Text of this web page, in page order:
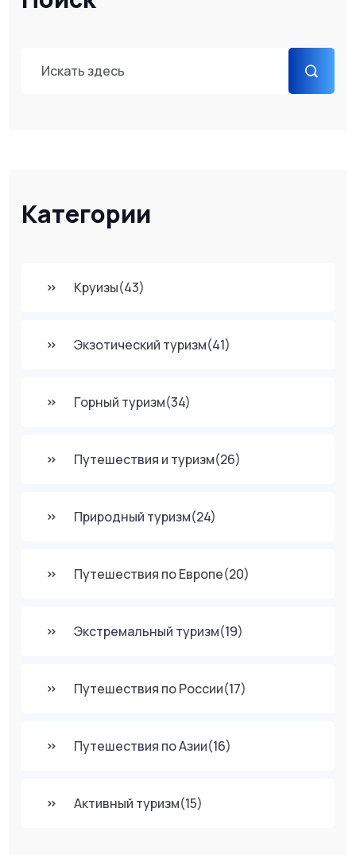
Категории
Круизы(43)
Экзотический туризм(41)
Горный туризм(34)
Путешествия и туризм(26)
Природный туризм(24)
Путешествия по Европе(20)
Экстремальный туризм(19)
Путешествия по России(17)
Путешествия по Азии(16)
Активный туризм(15)